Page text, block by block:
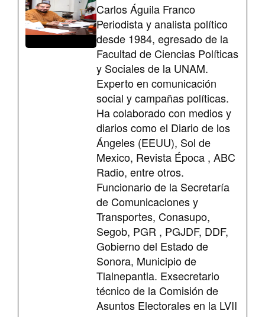
Carlos Águila Franco
Periodista y analista político
desde 1984, egresado de la
Facultad de Ciencias Políticas
y Sociales de la UNAM.
Experto en comunicación
social y campañas políticas.
Ha colaborado con medios y
diarios como el Diario de los
Ángeles (EEUU), Sol de
Mexico, Revista Época , ABC
Radio, entre otros.
Funcionario de la Secretaría
de Comunicaciones y
Transportes, Conasupo,
Segob, PGR , PGJDF, DDF,
Gobierno del Estado de
Sonora, Municipio de
Tlalnepantla. Exsecretario
técnico de la Comisión de
Asuntos Electorales en la LVII